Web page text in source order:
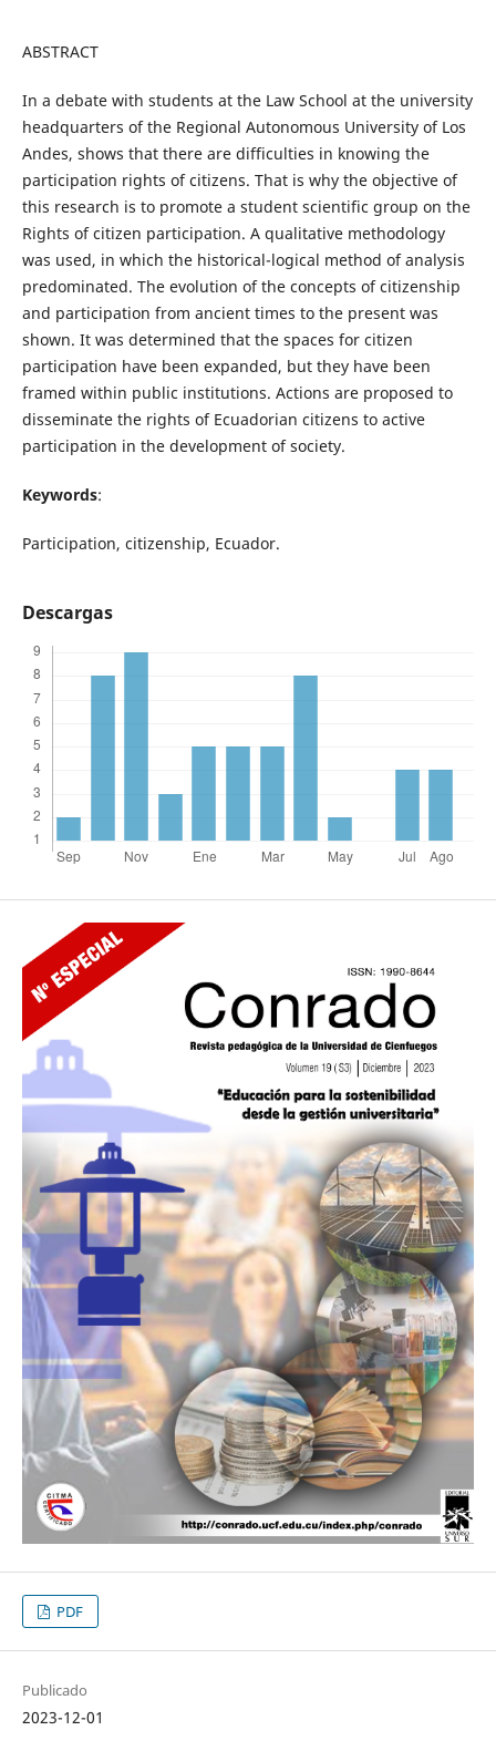
ABSTRACT
In a debate with students at the Law School at the university
headquarters of the Regional Autonomous University of Los
Andes, shows that there are difficulties in knowing the
participation rights of citizens. That is why the objective of
this research is to promote a student scientific group on the
Rights of citizen participation. A qualitative methodology
was used, in which the historical-logical method of analysis
predominated. The evolution of the concepts of citizenship
and participation from ancient times to the present was
shown. It was determined that the spaces for citizen
participation have been expanded, but they have been
framed within public institutions. Actions are proposed to
disseminate the rights of Ecuadorian citizens to active
participation in the development of society.
Keywords:
Participation, citizenship, Ecuador.
Descargas
PDF
Publicado
2023-12-01